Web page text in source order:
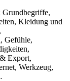
Grundbegriffe,
Kleidung und
Gefühle,
Export,
Werkzeug,